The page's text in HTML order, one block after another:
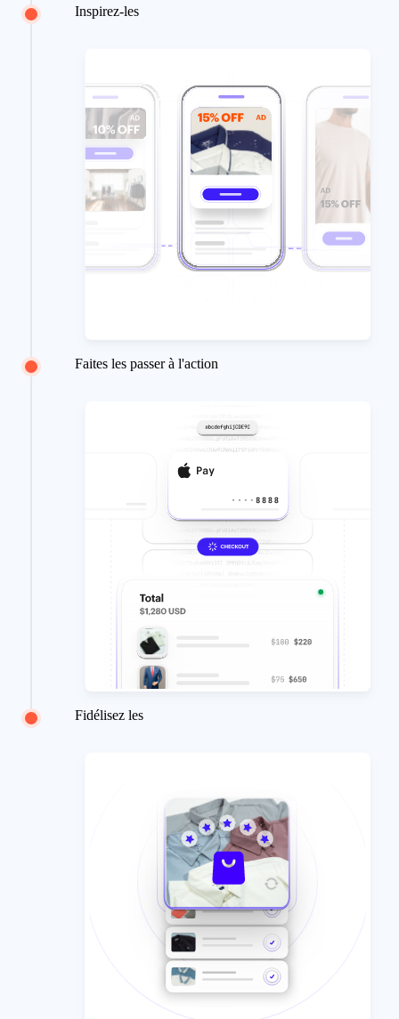
Inspirez-les
Faites les passer à l'action
Fidélisez les